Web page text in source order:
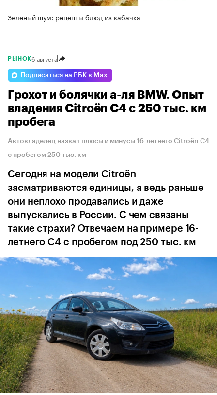
Зеленый шум: рецепты блюд из кабачка
РЫНОК6 августа
Подписаться на РБК в Max
Грохот и болячки а-ля BMW. Опыт
владения Citroёn C4 с 250 тыс. км
пробега
Автовладелец назвал плюсы и минусы 16-летнего Citroёn C4
с пробегом 250 тыс. км
Сегодня на модели Citroёn
засматриваются единицы, а ведь раньше
они неплохо продавались и даже
выпускались в России. С чем связаны
такие страхи? Отвечаем на примере 16-
летнего C4 с пробегом под 250 тыс. км